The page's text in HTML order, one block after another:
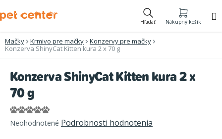
na
Hľadať Nákupný košík
Mačky Krmivo pre mačky
Konzervy pre mačky
Konzerva ShinyCat Kitten kura 2 x 70 g
Konzerva ShinyCat Kitten kura 2 x
70 g
Priemerné
hodnotenie
Neohodnotené Podrobnosti hodnotenia